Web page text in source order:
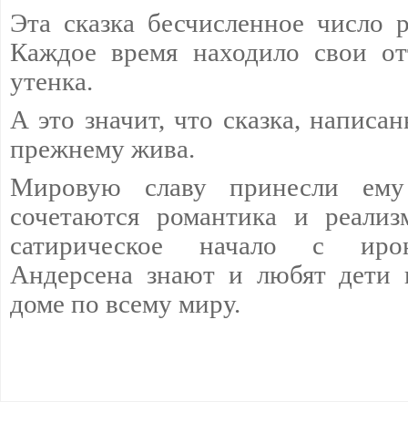
Эта сказка бесчисленное число
Каждое время находило свои
утенка.
А это значит, что сказка,
прежнему жива.
Мировую славу принесли
сочетаются романтика и
сатирическое начало с
Андерсена знают и любят
доме по всему миру.